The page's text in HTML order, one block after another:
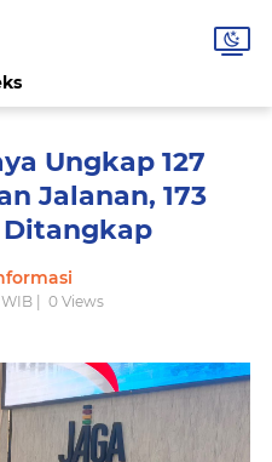
Ungkap 127
Jalanan, 173
Ditangkap
| 0Views